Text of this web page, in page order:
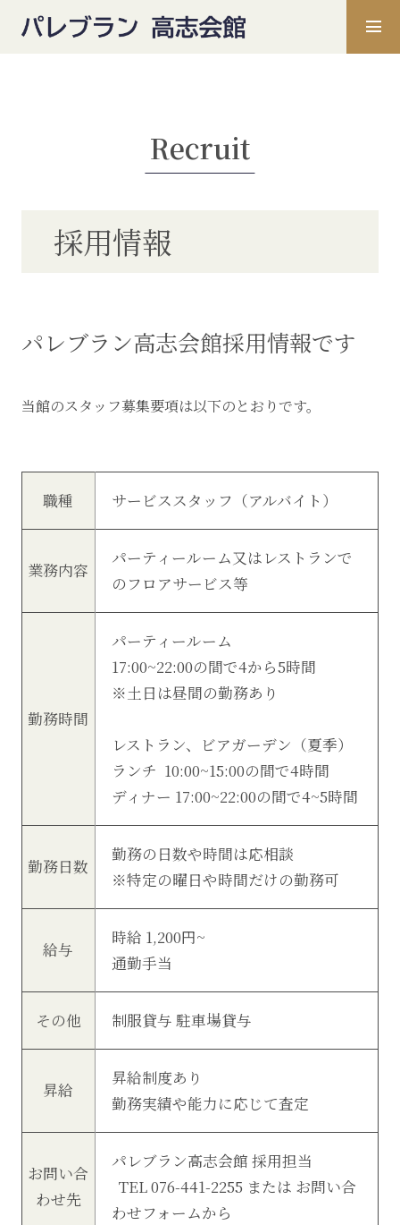
Recruit
採用情報
パレブラン高志会館採用情報です
当館のスタッフ募集要項は以下のとおりです。
職種 サービススタッフ（アルバイト）
業務内容
パーティールーム又はレストランで
のフロアサービス等
勤務時間
パーティールーム
17:00~22:00の間で4から5時間
※土日は昼間の勤務あり
レストラン、ビアガーデン（夏季）
ランチ 10:00~15:00の間で4時間
ディナー 17:00~22:00の間で4~5時間
勤務日数
勤務の日数や時間は応相談
※特定の曜日や時間だけの勤務可
給与
時給 1,200円~
通勤手当
その他 制服貸与 駐車場貸与
昇給
昇給制度あり
勤務実績や能力に応じて査定
お問い合
わせ先
パレブラン高志会館 採用担当
TEL 076-441-2255 または お問い合
わせフォームから